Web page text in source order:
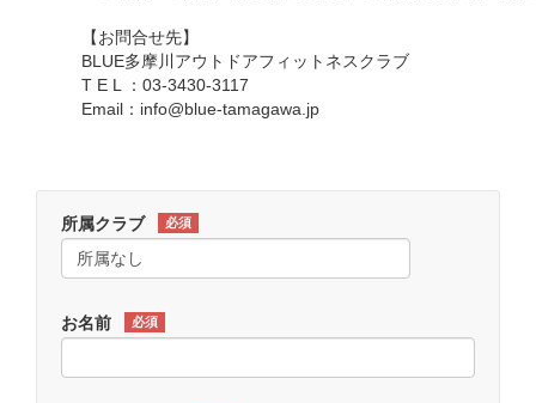
【お問合せ先】
BLUE多摩川アウトドアフィットネスクラブ
T E L ：03-3430-3117
Email：info@blue-tamagawa.jp
所属クラブ 必須
お名前 必須